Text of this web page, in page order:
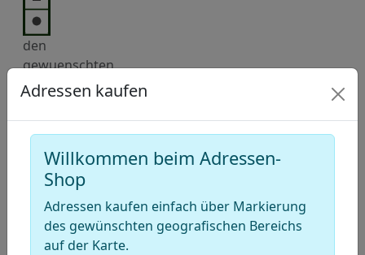
den
gewuenschten
Bereich
Karte.
Dann
fügen Sie
diese
Auswahl
in den
Warenkorb
Adressen kaufen
Willkommen beim Adressen-
Shop
Adressen kaufen einfach über Markierung
des gewünschten geografischen Bereichs
auf der Karte.